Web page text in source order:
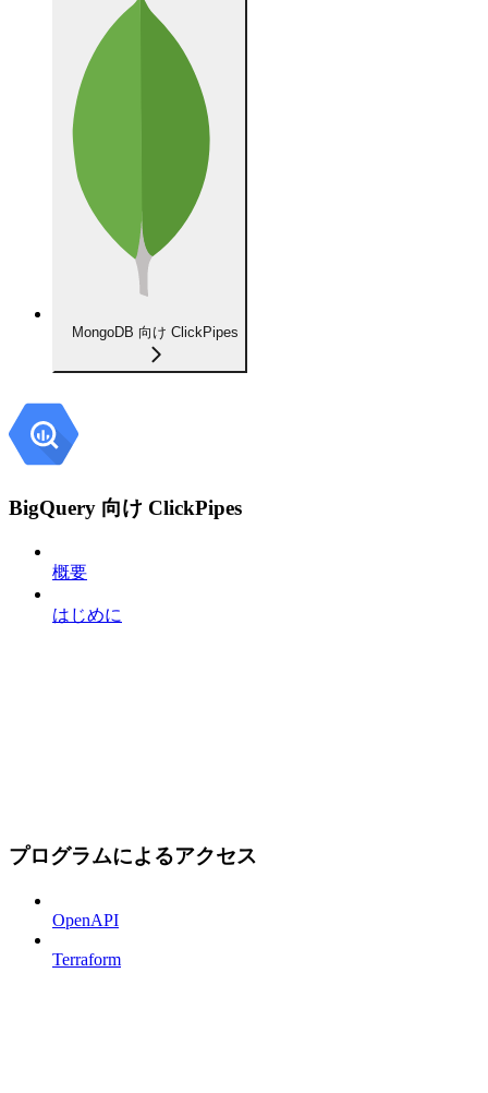
MongoDB 向け ClickPipes
BigQuery 向け ClickPipes
概要
はじめに
プログラムによるアクセス
OpenAPI
Terraform